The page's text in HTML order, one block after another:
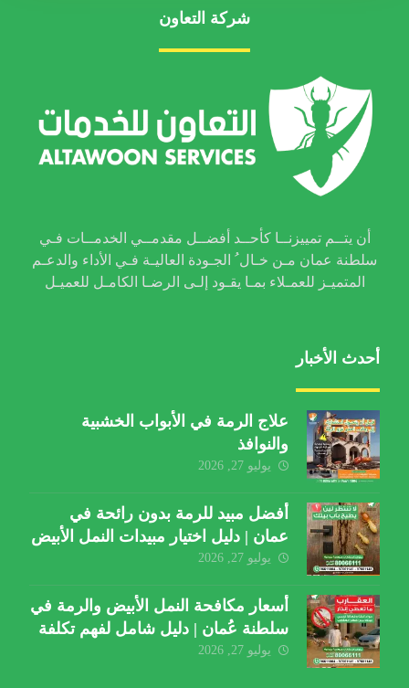
شركة التعاون
أن يتــم تمييزنــا كأحــد أفضــل مقدمــي الخدمــات فـي
سلطنة عمان مـن خـال ُ الجـودة العاليـة فـي الأداء والدعـم
المتميـز للعمـلاء بمـا يقـود إلـى الرضـا الكامـل للعميـل
أحدث الأخبار
علاج الرمة في الأبواب الخشبية
والنوافذ
يوليو 27, 2026
أفضل مبيد للرمة بدون رائحة في
عمان | دليل اختيار مبيدات النمل الأبيض
يوليو 27, 2026
أسعار مكافحة النمل الأبيض والرمة في
سلطنة عُمان | دليل شامل لفهم تكلفة
الخدمة والعوامل المؤثرة
يوليو 27, 2026